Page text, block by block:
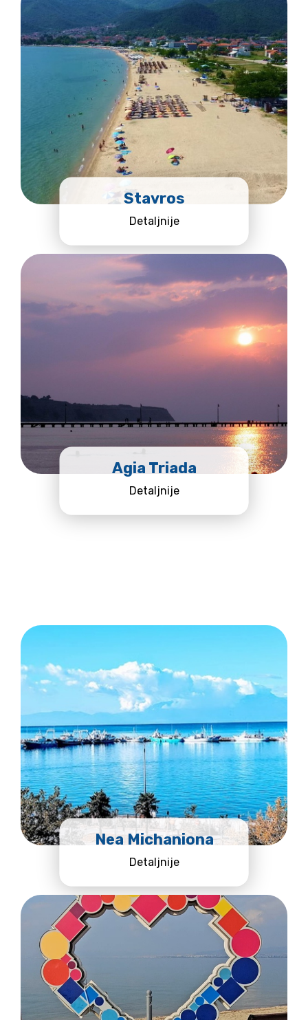
Stavros
Detaljnije
Agia Triada
Detaljnije
Nea Michaniona
Detaljnije